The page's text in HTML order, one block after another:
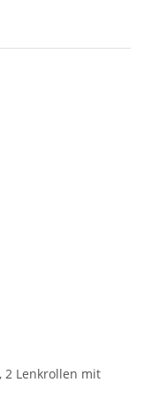
2 Lenkrollen mit